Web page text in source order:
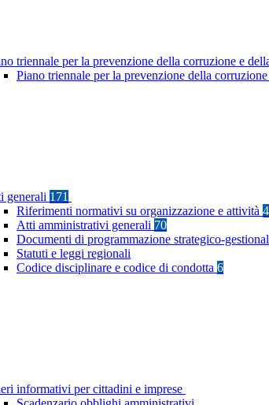
triennale per la prevenzione della corruzione e
Piano triennale per la prevenzione della
generali 171
Riferimenti normativi su organizzazione e attività
Atti amministrativi generali 70
Documenti di programmazione strategico-
Statuti e leggi regionali
Codice disciplinare e codice di condotta 6
informativi per cittadini e imprese